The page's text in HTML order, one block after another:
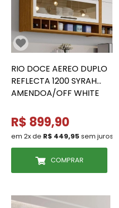
RIO DOCE AEREO DUPLO
REFLECTA 1200 SYRAH
AMENDOA/OFF WHITE
R$ 899,90
em 2x de R$ 449,95 sem juros
COMPRAR